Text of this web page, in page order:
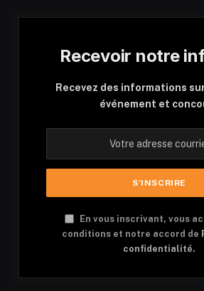
Recevoir notre
Recevez des informations
événement et
En vous inscrivant, vous
conditions et notre accord de
confidentialité.